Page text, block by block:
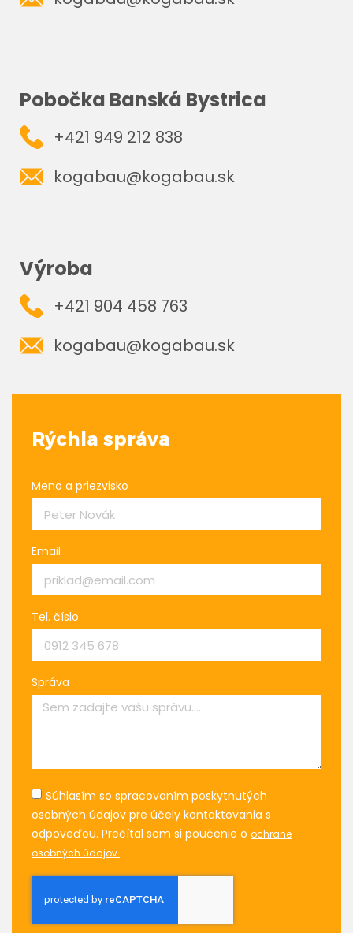
Pobočka Banská Bystrica
+421 949 212 838
kogabau@kogabau.sk
Výroba
+421 904 458 763
kogabau@kogabau.sk
Rýchla správa
Meno a priezvisko
Email
Tel. číslo
Správa
Súhlasím so spracovaním poskytnutých
osobných údajov pre účely kontaktovania s
odpoveďou. Prečítal som si poučenie o ochrane
osobných údajov.